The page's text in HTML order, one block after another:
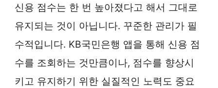
신용 점수는 한 번 높아졌다고 해서 그대로
유지되는 것이 아닙니다. 꾸준한 관리가 필
수적입니다. KB국민은행 앱을 통해 신용 점
수를 조회하는 것만큼이나, 점수를 향상시
키고 유지하기 위한 실질적인 노력도 중요